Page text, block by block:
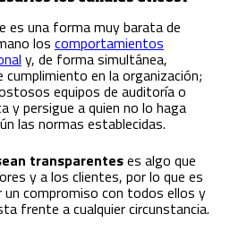
es una forma muy barata de
los comportamientos
y, de forma simultánea,
en la organización;
equipos de auditoría o
y persigue a quien no lo haga
las normas establecidas.
transparenteses algo que
y a los clientes, por lo que es
un compromiso con todos ellos y
frente a cualquier circunstancia.